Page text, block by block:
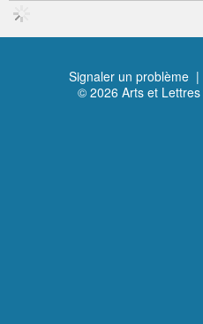
Signaler un problème |
© 2026 Arts et Lettres